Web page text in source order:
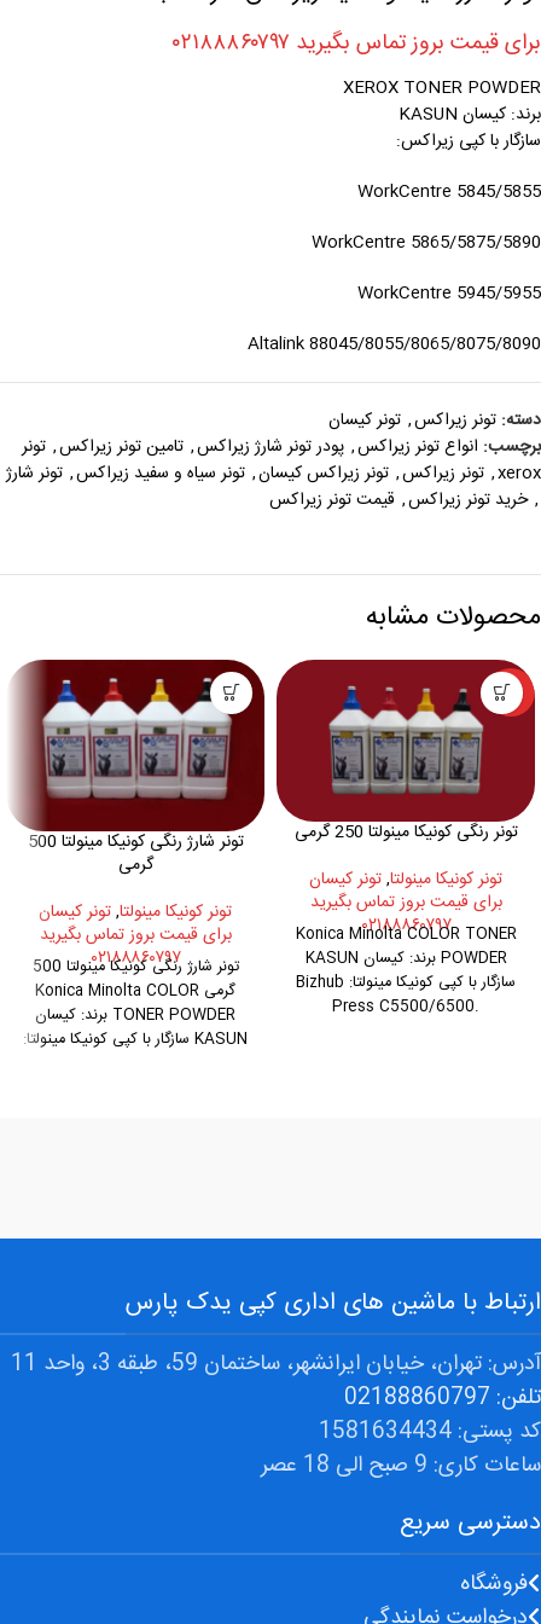
برای قیمت بروز تماس بگیرید ۰۲۱۸۸۸۶۰۷۹۷
XEROX TONER POWDER
برند: کیسان KASUN
سازگار با کپی زیراکس:
WorkCentre 5845/5855
WorkCentre 5865/5875/5890
WorkCentre 5945/5955
Altalink 88045/8055/8065/8075/8090
دسته: تونر زيراکس, تونر کیسان
برچسب: انواع تونر زیراکس, پودر تونر شارژ زیراکس, تامین تونر زیراکس, تونر
xerox
, تونر زیراکس, تونر زیراکس کیسان, تونر سیاه و سفید زیراکس, تونر شارژ
, خرید تونر زیراکس, قیمت تونر زیراکس
محصولات مشابه
ویژه
تونر رنگی کونیکا مینولتا 250 گرمی
تونر کونيکا مينولتا,تونر کیسان
برای قیمت بروز تماس بگیرید
۰۲۱۸۸۸۶۰۷۹۷
Konica Minolta COLOR TONER
POWDER برند: کیسان KASUN
سازگار با کپی کونیکا مینولتا: Bizhub
Press C5500/6500.
11 تا 15 ست
27000000
ریال
بیشتر از 16
ست
هر ست
26000000
ریال
تونر شارژ رنگی کونیکا مینولتا 500
گرمی
تونر کونيکا مينولتا,تونر کیسان
برای قیمت بروز تماس بگیرید
۰۲۱۸۸۸۶۰۷۹۷
تونر شارژ رنگی کونیکا مینولتا 500
گرمی Konica Minolta COLOR
TONER POWDER برند: کیسان
KASUN سازگار با کپی کونیکا مینولتا:
دسترسی سریع
فروشگاه
ارتباط با ماشین های اداری کپی یدک پارس
آدرس: تهران، خیابان ایرانشهر، ساختمان 59، طبقه 3، واحد 11
تلفن: 02188860797
کد پستی: 1581634434
ساعات کاری: 9 صبح الی 18 عصر